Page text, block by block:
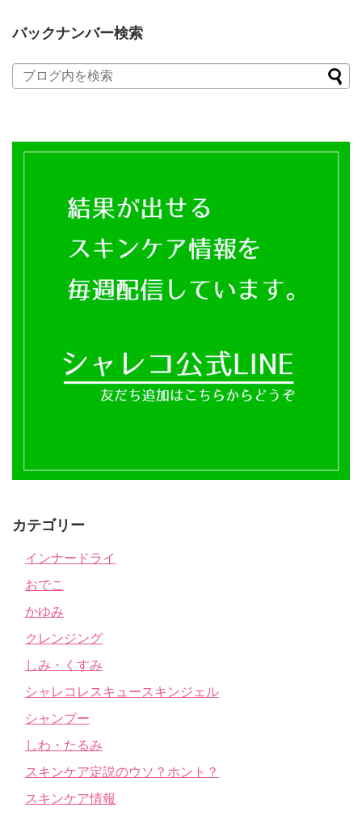
バックナンバー検索
カテゴリー
インナードライ
おでこ
かゆみ
クレンジング
しみ・くすみ
シャレコレスキュースキンジェル
シャンプー
しわ・たるみ
スキンケア定説のウソ？ホント？
スキンケア情報